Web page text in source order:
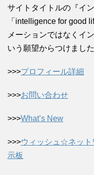
サイトタイトルの『イ
「intelligence for good
メーションではなくイ
いう願望からつけました
>>>プロフィール詳細
>>>お問い合わせ
>>>What’s New
>>>ウィッシュ☆ネット
示板